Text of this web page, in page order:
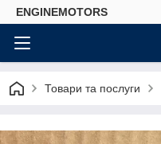
ENGINEMOTORS
Товари та послуги